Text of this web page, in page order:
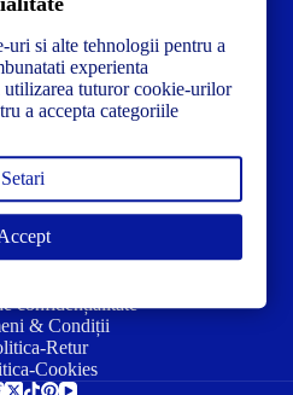
utile
confidențialitate
& Condiții
Retur
Cookies
uri si alte tehnologii pentru a
experienta
tuturor cookie-urilor
a accepta categoriile
Setari